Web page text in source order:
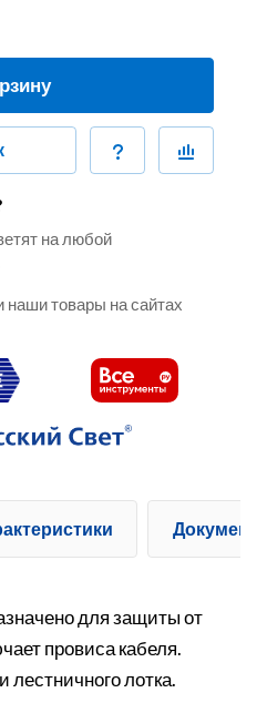
на любой
товары на сайтах
для защиты от
провиса кабеля.
лестничного лотка.